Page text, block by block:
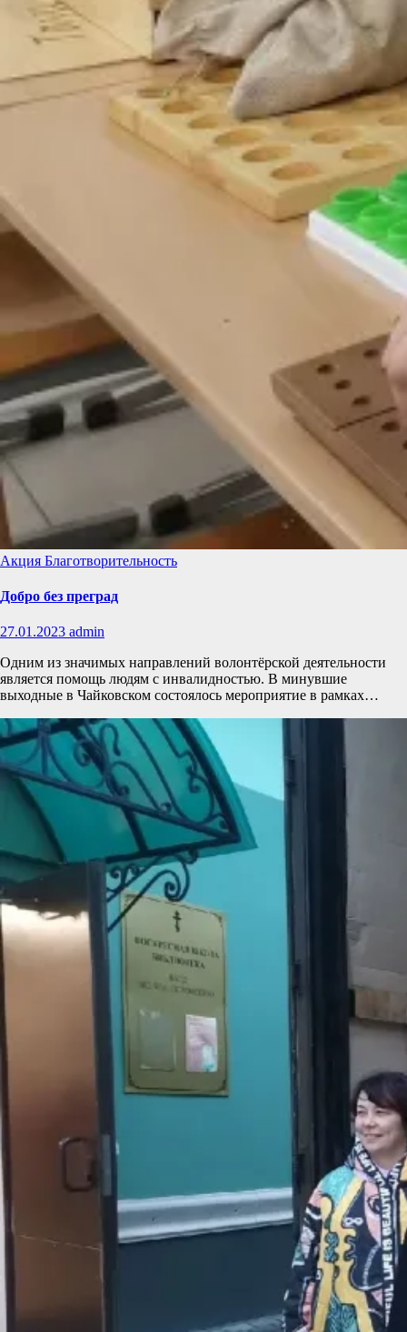
Акция Благотворительность
Добро без преград
27.01.2023 admin
Одним из значимых направлений волонтёрской деятельности
является помощь людям с инвалидностью. В минувшие
выходные в Чайковском состоялось мероприятие в рамках…